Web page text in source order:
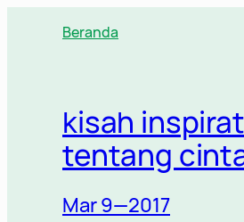
Beranda
kisah
tentang
Mar 9—2017